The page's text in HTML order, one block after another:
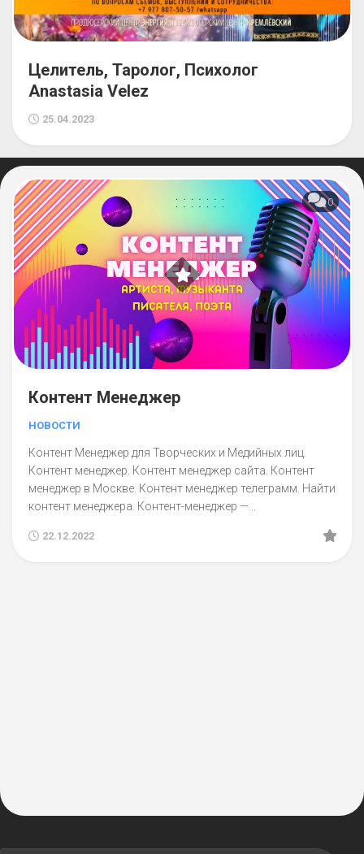
Целитель, Таролог, Психолог
Anastasia Velez
25.04.2023
0
Контент Менеджер
НОВОСТИ
Контент Менеджер для Творческих и Медийных лиц.
Контент менеджер. Контент менеджер сайта. Контент
менеджер в Москве. Контент менеджер телеграмм. Найти
контент менеджера. Контент-менеджер —...
22.12.2022